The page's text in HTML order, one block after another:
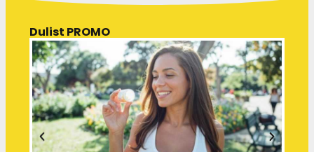
Dulist PROMO